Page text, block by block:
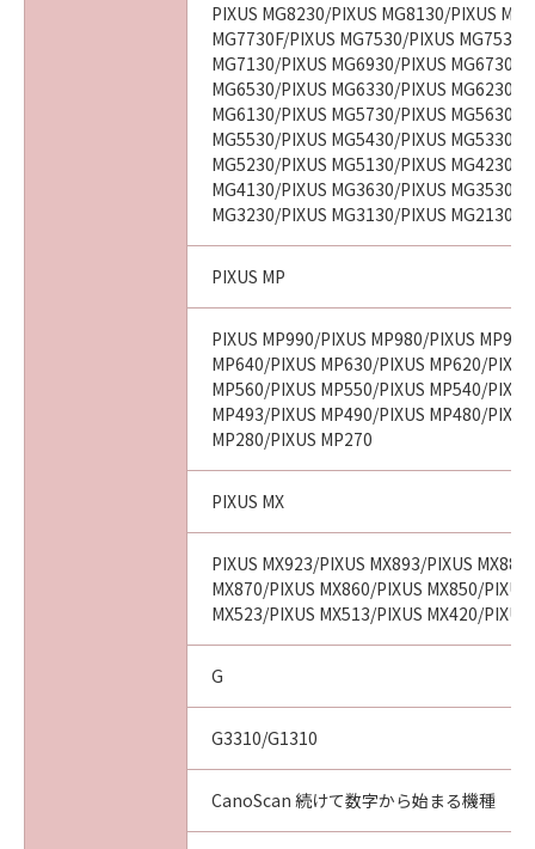
PIXUS MG8230/PIXUS MG8130/PIXUS
MG7730F/PIXUS MG7530/PIXUS
MG7130/PIXUS MG6930/PIXUS MG6730/
MG6530/PIXUS MG6330/PIXUS MG6230/
MG6130/PIXUS MG5730/PIXUS MG5630/
MG5530/PIXUS MG5430/PIXUS MG5330/
MG5230/PIXUS MG5130/PIXUS MG4230/
MG4130/PIXUS MG3630/PIXUS MG3530/
MG3230/PIXUS MG3130/PIXUS MG2130
PIXUS MP
PIXUS MP990/PIXUS MP980/PIXUS
MP640/PIXUS MP630/PIXUS MP620/
MP560/PIXUS MP550/PIXUS MP540/
MP493/PIXUS MP490/PIXUS MP480/
MP280/PIXUS MP270
PIXUS MX
PIXUS MX923/PIXUS MX893/PIXUS
MX870/PIXUS MX860/PIXUS MX850/
MX523/PIXUS MX513/PIXUS MX420/
G
G3310/G1310
CanoScan 続けて数字から始まる機種